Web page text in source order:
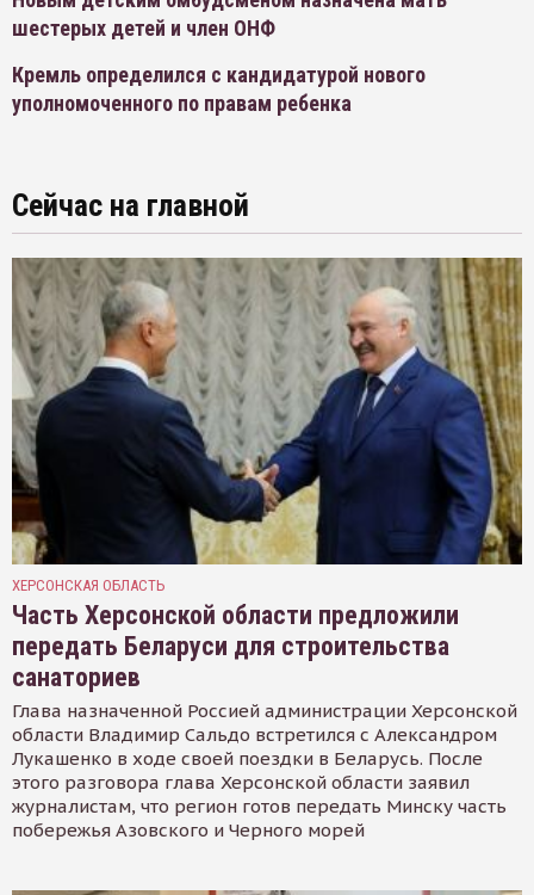
шестерых детей и член ОНФ
Кремль определился с кандидатурой нового
уполномоченного по правам ребенка
Сейчас на главной
ХЕРСОНСКАЯ ОБЛАСТЬ
Часть Херсонской области предложили
передать Беларуси для строительства
санаториев
Глава назначенной Россией администрации Херсонской
области Владимир Сальдо встретился с Александром
Лукашенко в ходе своей поездки в Беларусь. После
этого разговора глава Херсонской области заявил
журналистам, что регион готов передать Минску часть
побережья Азовского и Черного морей